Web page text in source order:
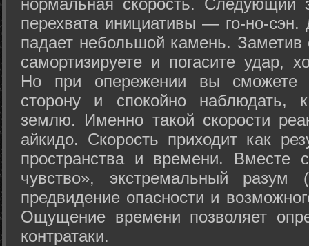
перехвата инициативы — го-но-
падает небольшой камень.
самортизируете и погасите удар,
Но при опережении вы сможете
сторону и спокойно наблюдать,
землю. Именно такой скорости
айкидо. Скорость приходит как
пространства и времени. Вместе
чувство», экстремальный разум
предвидение опасности и
Ощущение времени позволяет
контратаки.